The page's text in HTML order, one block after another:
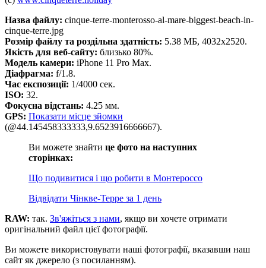
Назва файлу: cinque-terre-monterosso-al-mare-biggest-beach-in-
cinque-terre.jpg
Розмір файлу та роздільна здатність: 5.38 МБ, 4032x2520.
Якість для веб-сайту: близько 80%.
Модель камери: iPhone 11 Pro Max.
Діафрагма: f/1.8.
Час експозиції: 1/4000 сек.
ISO: 32.
Фокусна відстань: 4.25 мм.
GPS: Показати місце зйомки
(@44.145458333333,9.6523916666667).
Ви можете знайти це фото на наступних
сторінках:
Що подивитися і що робити в Монтероссо
Відвідати Чінкве-Терре за 1 день
RAW: так. Зв'яжіться з нами, якщо ви хочете отримати
оригінальний файл цієї фотографії.
Ви можете використовувати наші фотографії, вказавши наш
сайт як джерело (з посиланням).